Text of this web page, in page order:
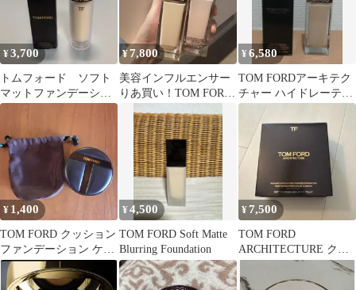
¥3,700
トムフォード ソフト
マットファンデーショ
ン 30ml 0.3アイボリ
¥7,800
美容インフルエンサー
りあ買い！TOM FORD
下地ファンデーション
セット
¥6,580
TOM FORDアーキテク
チャー ハイドレーティ
ング ファンデーション
6.0W
¥ 1,400
TOM FORD クッション
ファンデーション ケー
ス
¥4,500
TOM FORD Soft Matte
Blurring Foundation
¥ 7,500
TOM FORD
ARCHITECTURE クッ
ションファンデーショ
ン